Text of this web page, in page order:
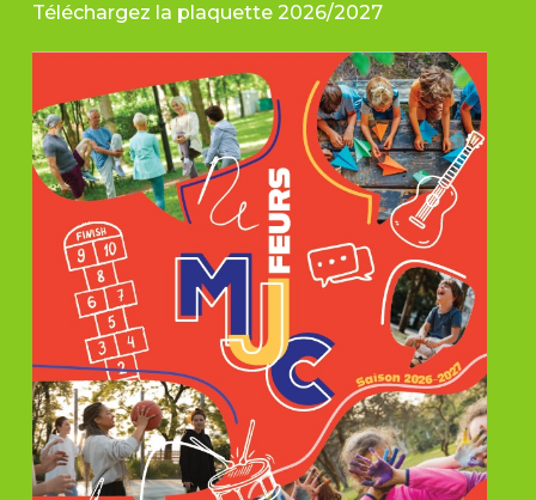
Téléchargez la plaquette 2026/2027